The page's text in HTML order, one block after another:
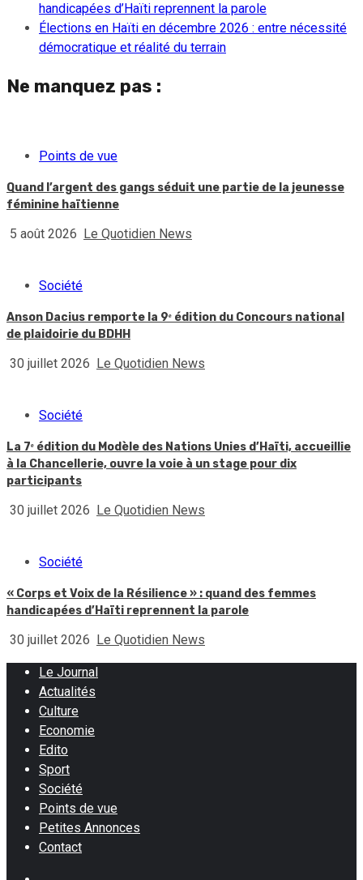
handicapées d’Haïti reprennent la parole
Élections en Haïti en décembre 2026 : entre nécessité
démocratique et réalité du terrain
Ne manquez pas :
Points de vue
Quand l’argent des gangs séduit une partie de la jeunesse
féminine haïtienne
5 août 2026 Le Quotidien News
Société
Anson Dacius remporte la 9ᵉ édition du Concours national
de plaidoirie du BDHH
30 juillet 2026 Le Quotidien News
Société
La 7ᵉ édition du Modèle des Nations Unies d’Haïti, accueillie
à la Chancellerie, ouvre la voie à un stage pour dix
participants
30 juillet 2026 Le Quotidien News
Société
« Corps et Voix de la Résilience » : quand des femmes
handicapées d’Haïti reprennent la parole
30 juillet 2026 Le Quotidien News
Le Journal
Actualités
Culture
Economie
Edito
Sport
Société
Points de vue
Petites Annonces
Contact